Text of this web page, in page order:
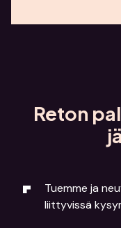
Reton
Tuemme ja
liittyvissä